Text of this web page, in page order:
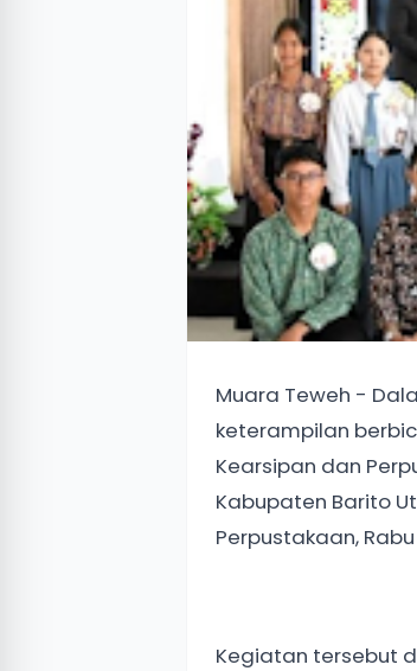
Muara Teweh -
keterampilan
Kearsipan dan
Kabupaten Barito
Perpustakaan,
Kegiatan tersebut